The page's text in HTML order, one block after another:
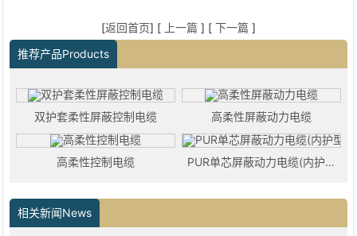
[返回首页] [ 上一篇 ] [ 下一篇 ]
推荐产品Products
双护套柔性屏蔽控制电缆 高柔性屏蔽动力电缆
高柔性控制电缆 PUR单芯屏蔽动力电缆(内护型)
相关新闻News